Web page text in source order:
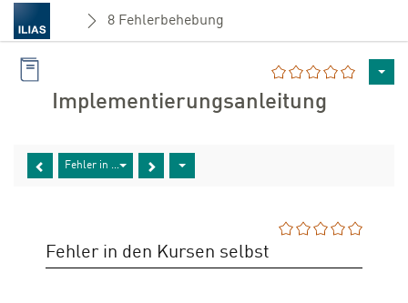
8 Fehlerbehebung
Implementierungsanleitung
Fehler in den Kursen selbst
Fehler in den Kursen selbst